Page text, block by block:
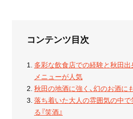
コンテンツ目次
多彩な飲食店での経験と秋田
メニューが人気
秋田の地酒に強く、幻のお酒に
落ち着いた大人の雰囲気の中
る『笑酒』